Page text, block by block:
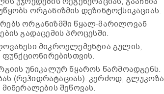
ორგანიზმის დეზინტოქსიკაციას.
ორგანიზმში წყალ-მარილოვან
გადაცემის პროცესში.
მიკროელემენტია გულის,
უნიკალურ წყაროს წარმოადგენს.
(რეჰიდრატაციას). კერძოდ, გლუკოზა
შეწოვას.